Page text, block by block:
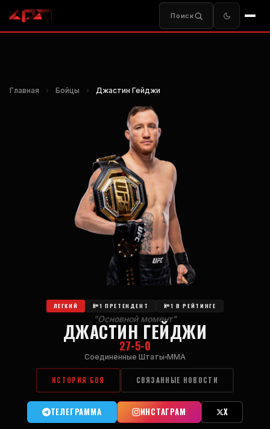
Поиск
Главная › Бойцы › Джастин Гейджи
ЛЕГКИЙ №1 ПРЕТЕНДЕНТ №1 В РЕЙТИНГЕ
"Основной момент"
ДЖАСТИН ГЕЙДЖИ
27-5-0
Соединенные Штаты ММА
ИСТОРИЯ БОЯ СВЯЗАННЫЕ НОВОСТИ
ТЕЛЕГРАММА ИНСТАГРАМ X